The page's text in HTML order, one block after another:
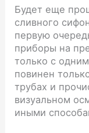
Будет еще
сливного
первую
приборы на
только с
повинен
трубах и
визуальном
иными